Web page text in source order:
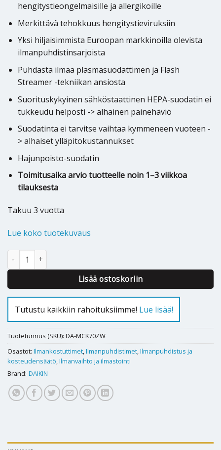
hengitystieongelmaisille ja allergikoille
Merkittävä tehokkuus hengitystieviruksiin
Yksi hiljaisimmista Euroopan markkinoilla olevista
ilmanpuhdistinsarjoista
Puhdasta ilmaa plasmasuodattimen ja Flash
Streamer -tekniikan ansiosta
Suorituskykyinen sähköstaattinen HEPA-suodatin ei
tukkeudu helposti -> alhainen painehäviö
Suodatinta ei tarvitse vaihtaa kymmeneen vuoteen -
> alhaiset ylläpitokustannukset
Hajunpoisto-suodatin
Toimitusaika arvio tuotteelle noin 1–3 viikkoa
tilauksesta
Takuu 3 vuotta
Lue koko tuotekuvaus
Kosteuttava ilmanpuhdistin Daikin MCK70ZW määrä
Lisää ostoskoriin
Tutustu kaikkiin rahoituksiimme! Lue lisää!
Tuotetunnus (SKU): DA-MCK70ZW
Osastot: Ilmankostuttimet,Ilmanpuhdistimet,Ilmanpuhdistus ja
kosteudensäätö,Ilmanvaihto ja ilmastointi
Brand: DAIKIN